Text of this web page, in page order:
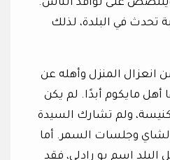
ويتلصص على نوافذ الناس.
تحدث في البلدة، لذلك
انعزال المنزل وأهله عن
أهل مايكوم أبدًا. لم يكن
ولم تشارك السيدة
وجلسات السمر. أما
البلد اسم بو رادلي، فقد